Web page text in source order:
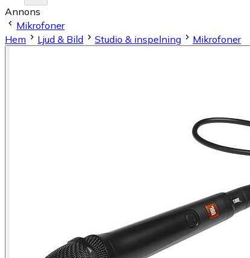
Annons
Mikrofoner
Hem
Ljud & Bild Studio & inspelning Mikrofoner